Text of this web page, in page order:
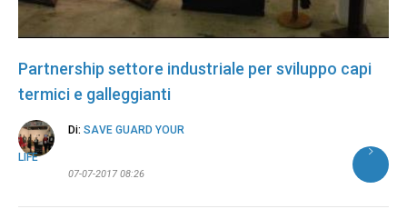
Partnership settore industriale per sviluppo capi
termici e galleggianti
Di: SAVE GUARD YOUR
LIFE
07-07-2017 08:26